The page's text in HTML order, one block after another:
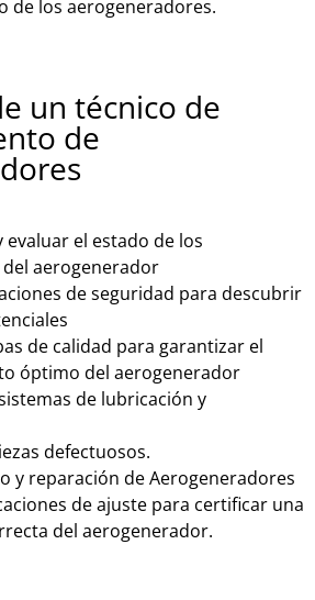
de los aerogeneradores.
un técnico de
de
evaluar el estado de los
aerogenerador
de seguridad para descubrir
de calidad para garantizar el
óptimo del aerogenerador
de lubricación y
defectuosos.
y reparación de Aerogeneradores
de ajuste para certificar una
del aerogenerador.